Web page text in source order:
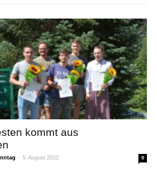
kommt aus
- 5. August 2022 0